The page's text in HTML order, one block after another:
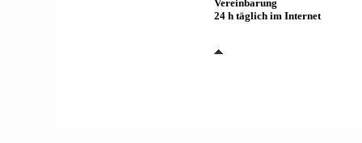
Vereinbarung
24 h täglich im Internet